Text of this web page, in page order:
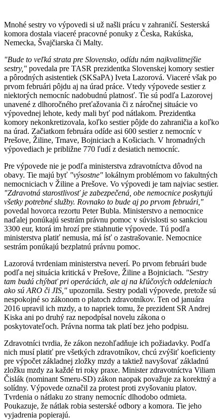
Mnohé sestry vo výpovedi si už našli prácu v zahraničí. Sesterská
komora dostala viaceré pracovné ponuky z Česka, Rakúska,
Nemecka, Švajčiarska či Malty.
"Bude to veľká strata pre Slovensko, odídu nám najkvalitnejšie
sestry," povedala pre TASR prezidentka Slovenskej komory sestier
a pôrodných asistentiek (SKSaPA) Iveta Lazorová. Viaceré však po
prvom februári pôjdu aj na úrad práce. Vtedy výpovede sestier z
niektorých nemocníc nadobudnú platnosť. Tie sú podľa Lazorovej
unavené z dlhoročného preťažovania či z náročnej situácie vo
výpovednej lehote, kedy mali byť pod nátlakom. Prezidentka
komory nekonkretizovala, koľko sestier pôjde do zahraničia a koľko
na úrad. Začiatkom februára odíde asi 600 sestier z nemocníc v
Prešove, Žiline, Trnave, Bojniciach a Košiciach. V hromadných
výpovediach je približne 770 ľudí z desiatich nemocníc.
Pre výpovede nie je podľa ministerstva zdravotníctva dôvod na
obavy. Tie majú byť "výsostne" lokálnym problémom vo fakultných
nemocniciach v Žiline a Prešove. Vo výpovedi je tam najviac sestier.
"Zdravotná starostlivosť je zabezpečená, obe nemocnice poskytujú
všetky potrebné služby. Rovnako to bude aj po prvom februári,"
povedal hovorca rezortu Peter Bubla. Ministerstvo a nemocnice
naďalej ponúkajú sestrám právnu pomoc v súvislosti so sankciou
3300 eur, ktorá im hrozí pre stiahnutie výpovede. Tú podľa
ministerstva platiť nemusia, má ísť o zastrašovanie. Nemocnice
sestrám ponúkajú bezplatnú právnu pomoc.
Lazorová tvrdeniam ministerstva neverí. Po prvom februári bude
podľa nej situácia kritická v Prešove, Žiline a Bojniciach. "Sestry
tam budú chýbať pri operáciách, ale aj na kľúčových oddeleniach
ako sú ARO či JIS," upozornila. Sestry podali výpovede, pretože sú
nespokojné so zákonom o platoch zdravotníkov. Ten od januára
2016 upravil ich mzdy, a to napriek tomu, že prezident SR Andrej
Kiska ani po druhý raz nepodpísal novelu zákona o
poskytovateľoch. Právna norma tak platí bez jeho podpisu.
Zdravotníci tvrdia, že zákon nezohľadňuje ich požiadavky. Podľa
nich musí platiť pre všetkých zdravotníkov, chcú zvýšiť koeficienty
pre výpočet základnej zložky mzdy a taktiež navyšovať základnú
zložku mzdy za každé tri roky praxe. Minister zdravotníctva Viliam
Čislák (nominant Smeru-SD) zákon naopak považuje za korektný a
solídny. Výpovede označil za protest proti zvyšovaniu platov.
Tvrdenia o nátlaku zo strany nemocníc dlhodobo odmieta.
Poukazuje, že nátlak robia sesterské odbory a komora. Tie jeho
vyjadrenia popierajú.